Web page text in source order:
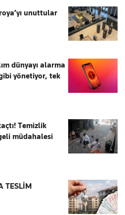
unuttular
dünyayı alarma
yönetiyor, tek
Temizlik
müdahalesi
TESLİM